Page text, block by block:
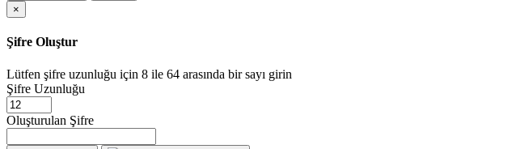
×
Şifre Oluştur
Lütfen şifre uzunluğu için 8 ile 64 arasında bir sayı girin
Şifre Uzunluğu
Oluşturulan Şifre